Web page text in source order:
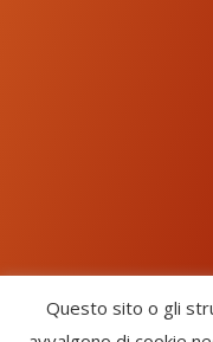
Questo sito o gli